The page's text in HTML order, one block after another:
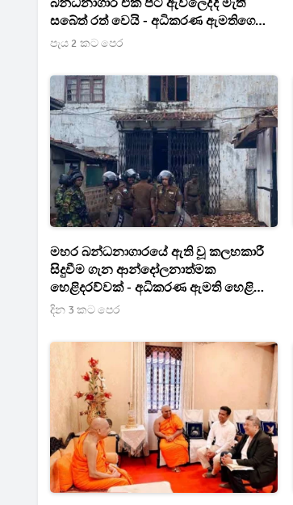
සබේත් රත් වෙයි - අධිකරණ ඇමතිගෙන්
පැහැදිලි කිරීමක් ඉල්ලයි
පැය 2 කට පෙර
මහර බන්ධනාගාරයේ ඇති වූ කලහකාරී
සිදුවීම ගැන ආන්දෝලනාත්මක
හෙළිදරව්වක් - අධිකරණ ඇමති හෙළි
කරයි
දින 3 කට පෙර